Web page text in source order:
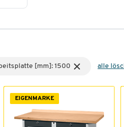
[mm]: 1500 alle
EIGENMARKE